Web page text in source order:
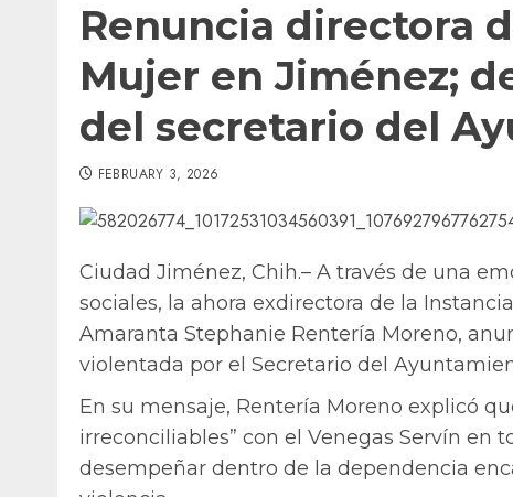
Renuncia directora
Mujer en Jiménez;
del secretario del
FEBRUARY 3, 2026
Ciudad Jiménez, Chih.– A través de una
sociales, la ahora exdirectora de la
Amaranta Stephanie Rentería Moreno,
violentada por el Secretario del
En su mensaje, Rentería Moreno explicó
irreconciliables” con el Venegas Servín en
desempeñar dentro de la dependencia